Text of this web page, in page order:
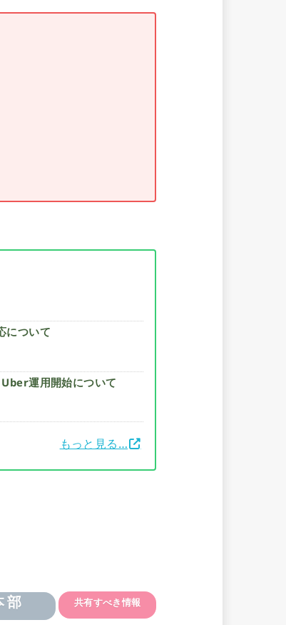
について
運用開始について
もっと見る…
部 共有すべき情報